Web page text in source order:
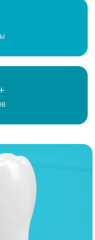
медицинскими
услуг